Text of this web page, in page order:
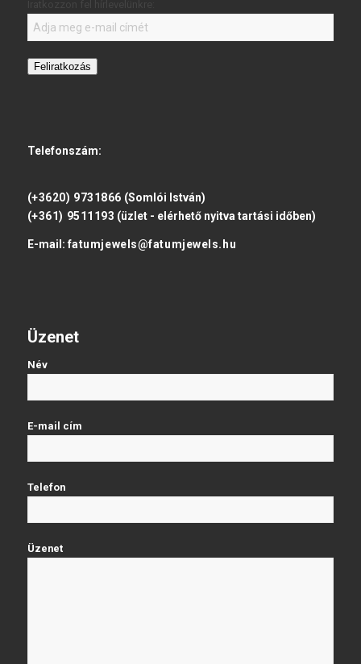
Feliratkozás
Telefonszám:
(+3620) 9731866 (Somlói István)
(+361) 9511193 (üzlet - elérhető nyitva tartási időben)
E-mail: fatumjewels@fatumjewels.hu
Üzenet
Név
E-mail cím
Telefon
Üzenet